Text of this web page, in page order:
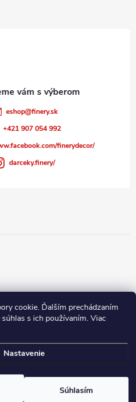
cookie. Ďalším prechádzaním
s ich používaním. Viac
Nastavenie
Súhlasím
eshop@finery.sk
+421 907 054 992
finerydecor/
darceky.finery/
Instagrame
I darčeky. Všetky práva vyhradené.